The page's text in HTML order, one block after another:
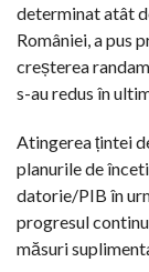
determinat atât
României, a pus
creșterea
s-au redus în
Atingerea țintei
planurile de
datorie/PIB în
progresul
măsuri